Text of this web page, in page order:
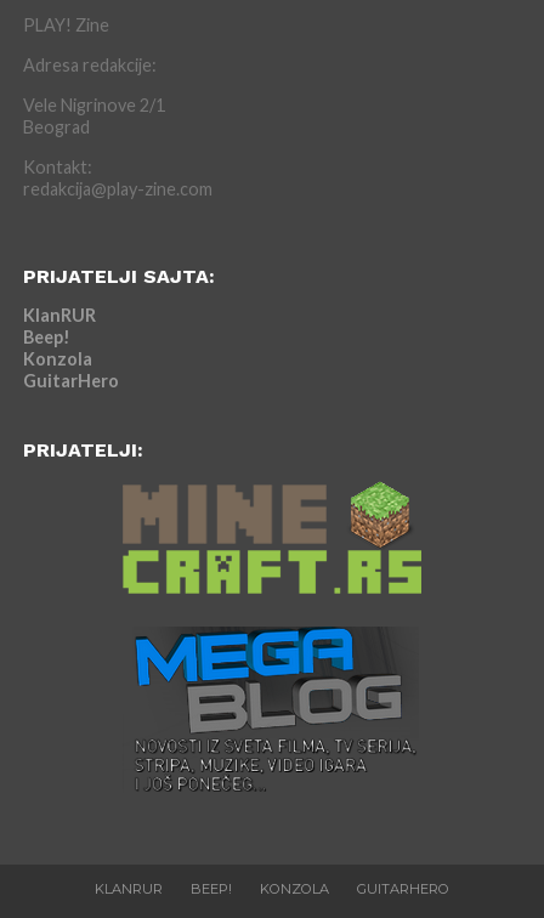
PLAY! Zine
Adresa redakcije:
Vele Nigrinove 2/1
Beograd
Kontakt:
redakcija@play-zine.com
PRIJATELJI SAJTA:
KlanRUR
Beep!
Konzola
GuitarHero
PRIJATELJI:
KLANRUR BEEP! KONZOLA GUITARHERO